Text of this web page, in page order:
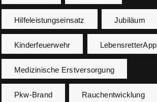
Hilfeleistungseinsatz Jubiläum
Kinderfeuerwehr LebensretterApp
Medizinische Erstversorgung
Pkw-Brand Rauchentwicklung